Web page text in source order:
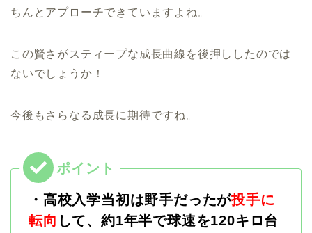
ちんとアプローチできていますよね。
この賢さがスティープな成長曲線を後押ししたのでは
ないでしょうか！
今後もさらなる成長に期待ですね。
・高校入学当初は野手だったが投手に
転向 して、約1年半で球速を120キロ台